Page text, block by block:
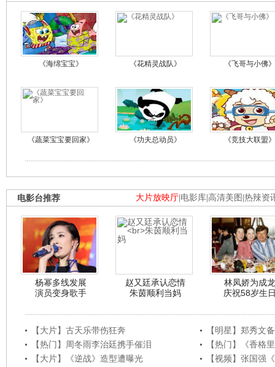
《海绵宝宝》 《花精灵战队》 《飞哥与小佛》
《蔬菜宝宝要回家》 《功夫总动员》 《竞技大联盟》
大片放映厅 电影库 高清美图 热辣资
电影台推荐
杨幂多线发展
演员变身歌手
赵又廷承认恋情
朱茵顺利当妈
林凤娇为成龙
庆祝58岁生
【大片】古天乐带伤狂奔
【明星】郑秀文
【热门】周冬雨李治廷携手催泪
【热门】《香格
【大片】《逆战》造型遭曝光
【视频】张国强